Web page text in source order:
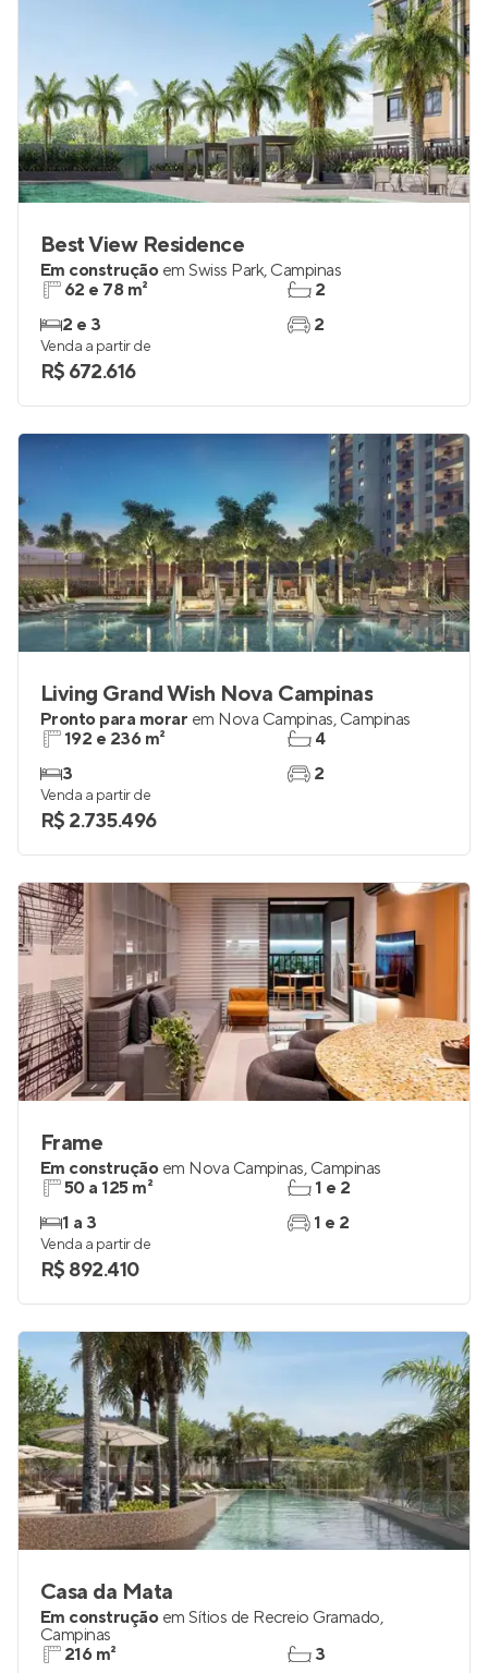
Best View Residence
Em construção em Swiss Park, Campinas
62 e 78 m²
2 e 3
2
2
Venda a partir de
R$ 672.616
Living Grand Wish Nova Campinas
Pronto para morar em Nova Campinas, Campinas
192 e 236 m²
3
4
2
Venda a partir de
R$ 2.735.496
Frame
Em construção em Nova Campinas, Campinas
50 a 125 m²
1 a 3
1 e 2
1 e 2
Venda a partir de
R$ 892.410
Casa da Mata
Em construção em Sítios de Recreio Gramado,
Campinas
216 m²
3